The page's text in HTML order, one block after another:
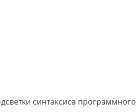
синтаксиса программного